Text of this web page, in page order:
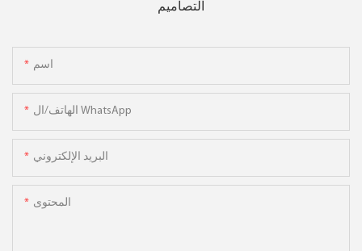
التصاميم
اسم
الهاتف/ال WhatsApp
البريد الإلكتروني
المحتوى